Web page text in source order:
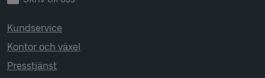
Kundservice
Kontor och växel
Presstjänst